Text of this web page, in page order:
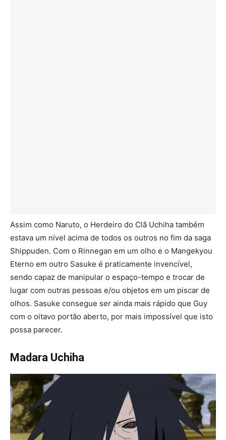
Assim como Naruto, o Herdeiro do Clã Uchiha também
estava um nível acima de todos os outros no fim da saga
Shippuden. Com o Rinnegan em um olho e o Mangekyou
Eterno em outro Sasuke é praticamente invencível,
sendo capaz de manipular o espaço-tempo e trocar de
lugar com outras pessoas e/ou objetos em um piscar de
olhos. Sasuke consegue ser ainda mais rápido que Guy
com o oitavo portão aberto, por mais impossível que isto
possa parecer.
Madara Uchiha